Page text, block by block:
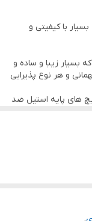
پایه ضد زنگ
ای بسیار با کیفیتی و
بسیار زیبا و ساده و
و هر نوع پذیرایی
های پایه استیل ضد